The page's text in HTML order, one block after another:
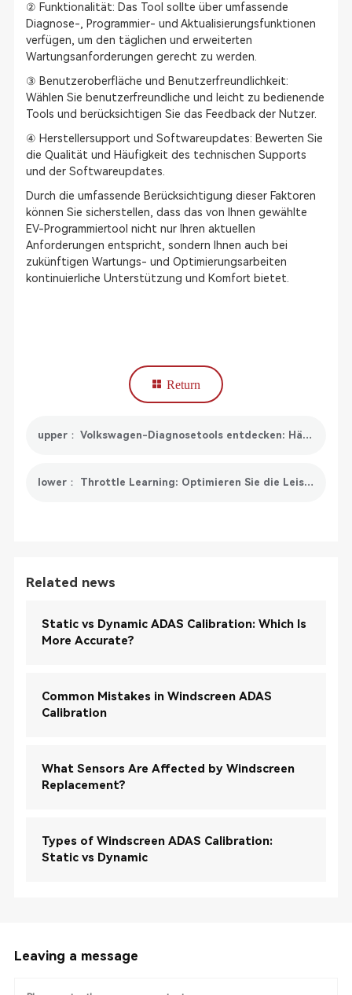
② Funktionalität: Das Tool sollte über umfassende
Diagnose-, Programmier- und Aktualisierungsfunktionen
verfügen, um den täglichen und erweiterten
Wartungsanforderungen gerecht zu werden.
③ Benutzeroberfläche und Benutzerfreundlichkeit:
Wählen Sie benutzerfreundliche und leicht zu bedienende
Tools und berücksichtigen Sie das Feedback der Nutzer.
④ Herstellersupport und Softwareupdates: Bewerten Sie
die Qualität und Häufigkeit des technischen Supports
und der Softwareupdates.
Durch die umfassende Berücksichtigung dieser Faktoren
können Sie sicherstellen, dass das von Ihnen gewählte
EV-Programmiertool nicht nur Ihren aktuellen
Anforderungen entspricht, sondern Ihnen auch bei
zukünftigen Wartungs- und Optimierungsarbeiten
kontinuierliche Unterstützung und Komfort bietet.
Return
upper： Volkswagen-Diagnosetools entdecken: Häufige Probleme und Lösungen
lower： Throttle Learning: Optimieren Sie die Leistung Ihres Motors
Related news
Static vs Dynamic ADAS Calibration: Which Is
More Accurate?
Common Mistakes in Windscreen ADAS
Calibration
What Sensors Are Affected by Windscreen
Replacement?
Types of Windscreen ADAS Calibration:
Static vs Dynamic
Leaving a message